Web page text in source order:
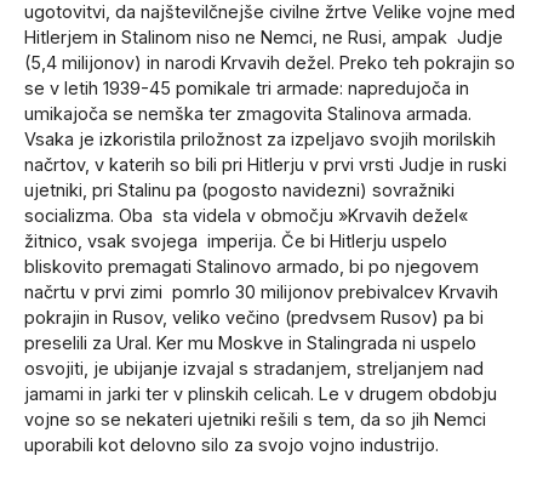
ugotovitvi, da najštevilčnejše civilne žrtve Velike vojne med
Hitlerjem in Stalinom niso ne Nemci, ne Rusi, ampak Judje
(5,4 milijonov) in narodi Krvavih dežel. Preko teh pokrajin so
se v letih 1939-45 pomikale tri armade: napredujoča in
umikajoča se nemška ter zmagovita Stalinova armada.
Vsaka je izkoristila priložnost za izpeljavo svojih morilskih
načrtov, v katerih so bili pri Hitlerju v prvi vrsti Judje in ruski
ujetniki, pri Stalinu pa (pogosto navidezni) sovražniki
socializma. Oba sta videla v območju »Krvavih dežel«
žitnico, vsak svojega imperija. Če bi Hitlerju uspelo
bliskovito premagati Stalinovo armado, bi po njegovem
načrtu v prvi zimi pomrlo 30 milijonov prebivalcev Krvavih
pokrajin in Rusov, veliko večino (predvsem Rusov) pa bi
preselili za Ural. Ker mu Moskve in Stalingrada ni uspelo
osvojiti, je ubijanje izvajal s stradanjem, streljanjem nad
jamami in jarki ter v plinskih celicah. Le v drugem obdobju
vojne so se nekateri ujetniki rešili s tem, da so jih Nemci
uporabili kot delovno silo za svojo vojno industrijo.